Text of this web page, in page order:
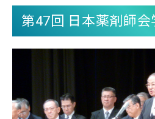
第47回 日本薬剤師会